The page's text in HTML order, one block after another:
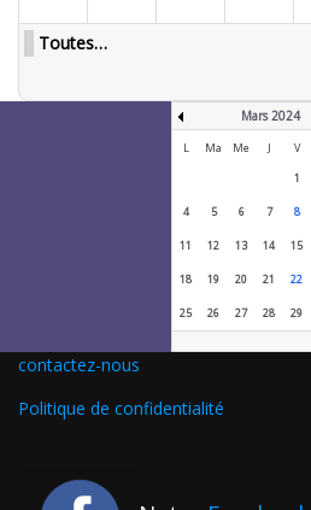
Toutes…
Mars 2024
L Ma Me J V
1
4 5 6 7 8
11 12 13 14 15
18 19 20 21 22
25 26 27 28 29
contactez-nous
Politique de confidentialité